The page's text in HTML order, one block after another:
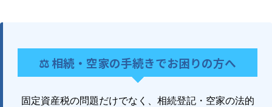
⚖️ 相続・空家の手続きでお困りの方へ
固定資産税の問題だけでなく、相続登記・空家の法的